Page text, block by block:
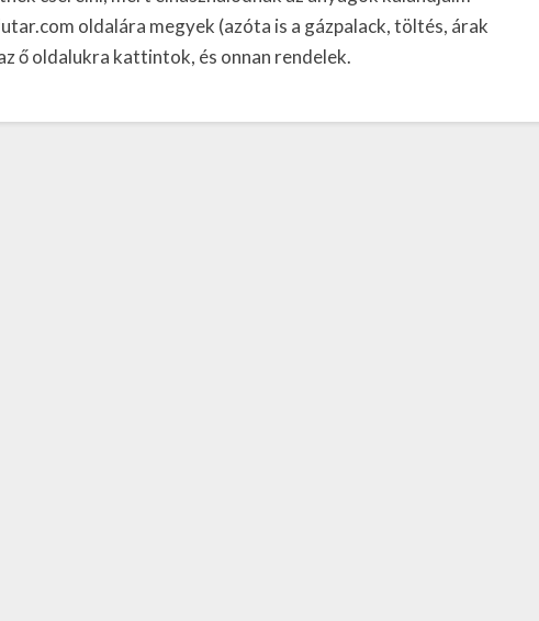
oldalára megyek (azóta is a gázpalack, töltés, árak
ő oldalukra kattintok, és onnan rendelek.